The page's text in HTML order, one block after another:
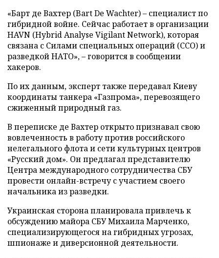
«Барт де Вахтер (Bart De Wachter) – специалист по
гибридной войне. Сейчас работает в организации
HAVN (Hybrid Analyse Vigilant Network), которая
связана с Силами специальных операций (ССО) и
разведкой НАТО», – говорится в сообщении
хакеров.
По их данным, эксперт также передавал Киеву
координаты танкера «Газпрома», перевозящего
сжиженный природный газ.
В переписке де Вахтер открыто признавал свою
вовлеченность в работу против российского
нелегального флота и сети культурных центров
«Русский дом». Он предлагал представителю
Центра международного сотрудничества СБУ
провести онлайн-встречу с участием своего
начальника из разведки.
Украинская сторона планировала привлечь к
обсуждению майора СБУ Михаила Марченко,
специализирующегося на гибридных угрозах,
шпионаже и диверсионной деятельности.